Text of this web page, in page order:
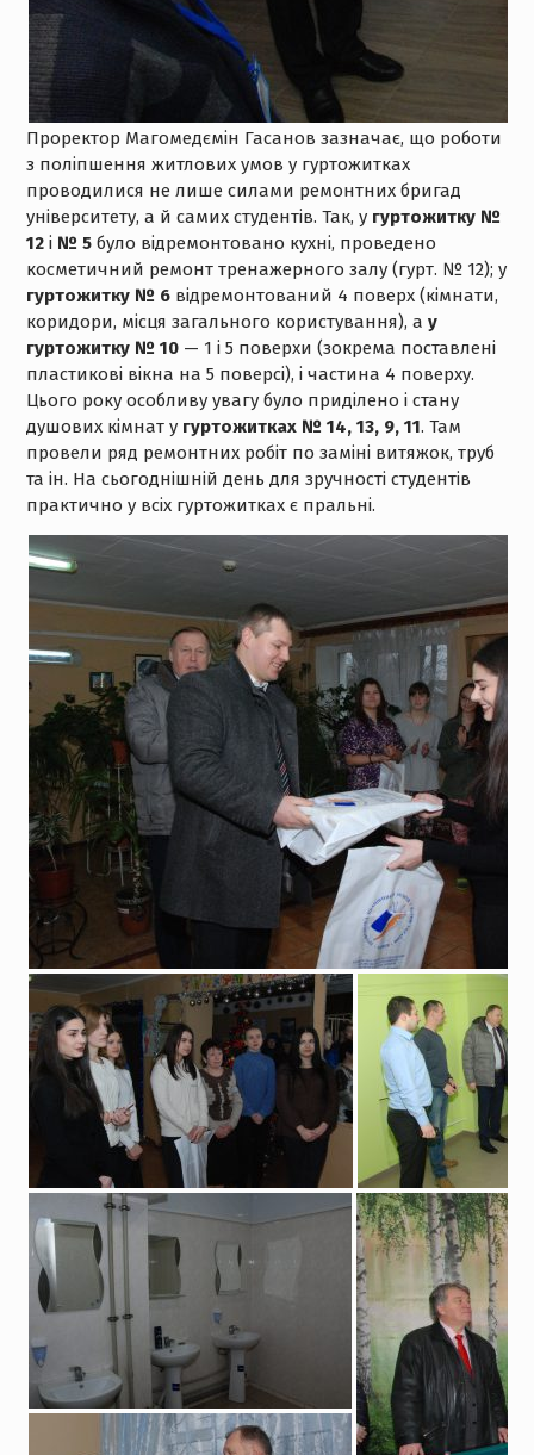
Проректор Магомедємін Гасанов зазначає, що роботи
з поліпшення житлових умов у гуртожитках
проводилися не лише силами ремонтних бригад
університету, а й самих студентів. Так, у гуртожитку №
12і№ 5було відремонтовано кухні, проведено
косметичний ремонт тренажерного залу (гурт. № 12); у
гуртожитку № 6відремонтований 4 поверх (кімнати,
коридори, місця загального користування), а у
гуртожитку № 10— 1 і 5 поверхи (зокрема поставлені
пластикові вікна на 5 поверсі), і частина 4 поверху.
Цього року особливу увагу було приділено і стану
душових кімнат у гуртожитках № 14, 13, 9, 11. Там
провели ряд ремонтних робіт по заміні витяжок, труб
та ін. На сьогоднішній день для зручності студентів
практично у всіх гуртожитках є пральні.